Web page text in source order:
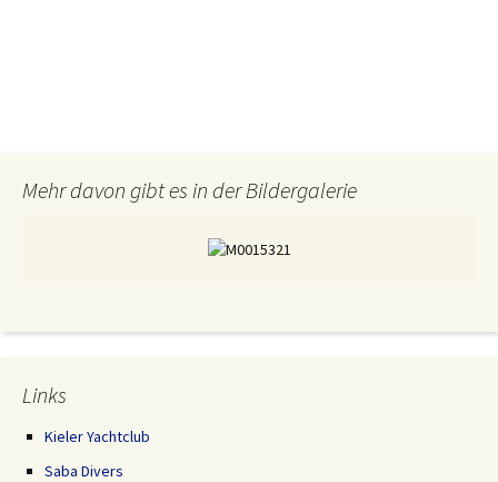
Mehr davon gibt es in der Bildergalerie
Links
Kieler Yachtclub
Saba Divers